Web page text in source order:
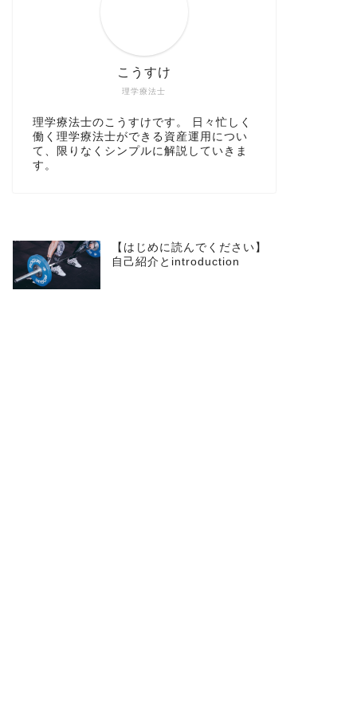
理学療法士
こうすけ
理学療法士のこうすけです。 日々忙しく
働く理学療法士ができる資産運用につい
て、限りなくシンプルに解説していきま
す。
【はじめに読んでください】
自己紹介とintroduction